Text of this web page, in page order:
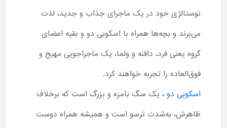
نوستالژی خود در یک ماجرای جذاب و جدید، لذت
می‌برند و بچه‌ها همراه با اسکوبی دو و بقیه اعضای
گروه یعنی فرد، دافنه و ولما، یک ماجراجویی مهیج و
فوق‌العاده را تجربه خواهند کرد.
اسکوبی دو ، یک سگ بامزه و بزرگ است که برخلاف
ظاهرش، به‌شدت ترسو است و همیشه همراه دوست